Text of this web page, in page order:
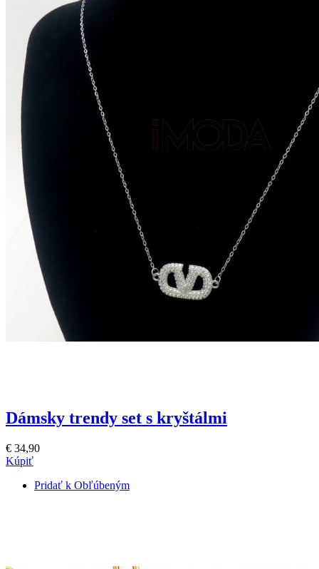
Dámsky trendy set s kryštálmi
€ 34,90
Kúpiť
Pridať k Obľúbeným